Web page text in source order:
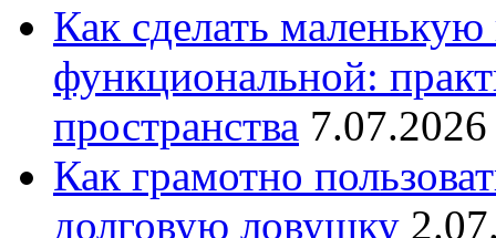
Как сделать
функциональной:
пространства
Как грамотно
долговую ловушку